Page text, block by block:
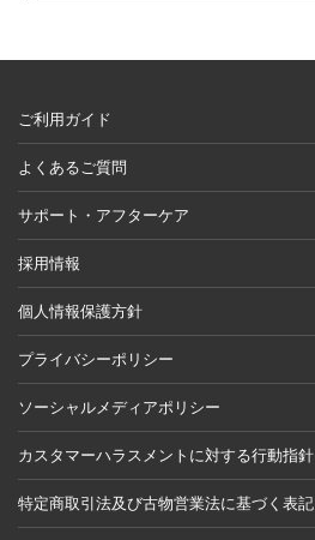
ご利用ガイド
よくあるご質問
サポート・アフターケア
採用情報
個人情報保護方針
プライバシーポリシー
ソーシャルメディアポリシー
カスタマーハラスメントに対する行動指針
特定商取引法及び古物営業法に基づく表記